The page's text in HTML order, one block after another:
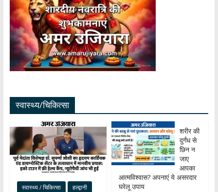
स्वास्थ्य/चिकित्सा
स्वास्थ्य / चिकित्सा हल्द्वानी
शरीर की
दुर्गंध से
छिन न
जाए
आपका
आत्मविश्वास? अपनाएं ये असरदार
घरेलू उपाय